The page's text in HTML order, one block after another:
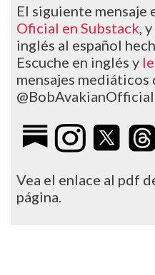
El siguiente mensaje
Oficial en Substack ,
inglés al español
Escuche en inglés y
mensajes mediáticos
@BobAvakianOfficial
Vea el enlace al pdf
página.